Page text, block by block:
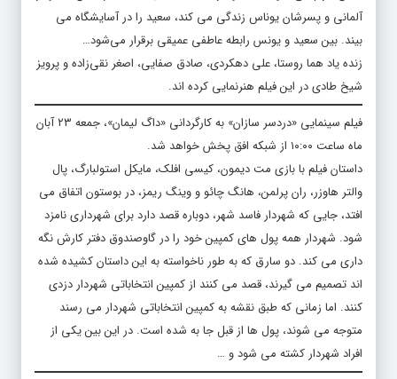
آلمانی و پسرشان یوناس زندگی می کند، سعید را در آسایشگاه می
بیند. بین سعید و یونس رابطه عاطفی عمیقی برقرار می‌شود…
زنده یاد هما روستا، علی دهکردی، صادق صفایی، اصغر نقی‌زاده و پرویز
شیخ طادی در این فیلم هنرنمایی کرده اند.
فیلم سینمایی «دردسر سازان» به کارگردانی «داگ لیمان»، جمعه ۲۳ آبان
ماه ساعت ۱۰:۰۰ از شبکه افق پخش خواهد شد.
داستان فیلم با بازی مت دیمون، کیسی افلک، مایکل استولبارگ، پال
والتر هاوزر، ران پرلمن، هانگ چائو و وینگ ریمز، در بوستون اتفاق می
افتد، جایی که شهردار فاسد شهر، دوباره قصد دارد برای شهرداری نامزد
شود. شهردار همه پول های کمپین خود را در گاوصندوق دفتر کارش نگه
داری می کند. دو سارق که به طور ناخواسته به این داستان کشیده شده
اند تصمیم می گیرند، قصد می کنند از کمپین انتخاباتی شهردار دزدی
کنند. اما زمانی که طبق نقشه به کمپین انتخاباتی شهردار می رسند
متوجه می شوند، پول ها از قبل جا به شده است. در این بین یکی از
افراد شهردار کشته می شود و …